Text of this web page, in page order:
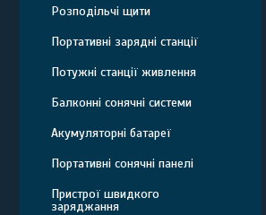
Розподільчі щити
Портативні зарядні станції
Потужні станції живлення
Балконні сонячні системи
Aкумуляторні батареї
Портативні сонячні панелі
Пристрої швидкого
заряджання